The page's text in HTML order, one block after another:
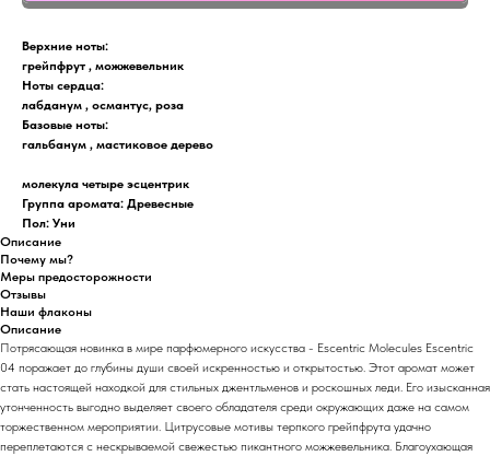
Верхние ноты:
грейпфрут , можжевельник
Ноты сердца:
лабданум , османтус, роза
Базовые ноты:
гальбанум , мастиковое дерево
молекула четыре эсцентрик
Группа аромата: Древесные
Пол: Уни
Описание
Почему мы?
Меры предосторожности
Отзывы
Наши флаконы
Описание
Потрясающая новинка в мире парфюмерного искусства - Escentric Molecules Escentric
04 поражает до глубины души своей искренностью и открытостью. Этот аромат может
стать настоящей находкой для стильных джентльменов и роскошных леди. Его изысканная
утонченность выгодно выделяет своего обладателя среди окружающих даже на самом
торжественном мероприятии. Цитрусовые мотивы терпкого грейпфрута удачно
переплетаются с нескрываемой свежестью пикантного можжевельника. Благоухающая